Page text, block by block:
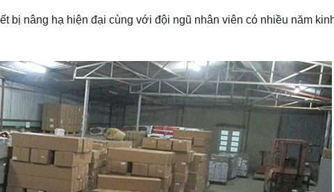
bị nâng hạ hiện đại cùng với đội ngũ nhân viên có nhiều năm